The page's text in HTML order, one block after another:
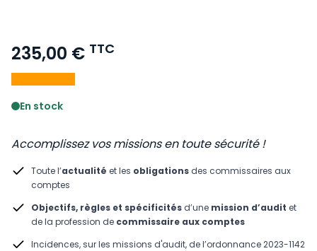
235,00 € TTC
Voir le détail des avis
En stock
Accomplissez vos missions en toute sécurité !
Toute l’actualité et les obligations des commissaires aux
comptes
Objectifs, règles et spécificités d’une mission d’audit et
de la profession de commissaire aux comptes
Incidences, sur les missions d'audit, de l’ordonnance 2023-1142